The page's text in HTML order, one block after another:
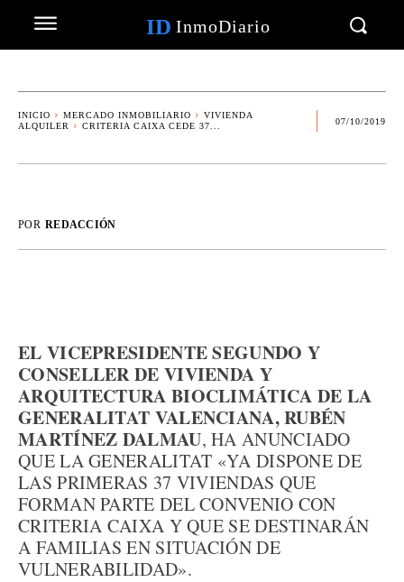
ID InmoDiario
INICIO MERCADO INMOBILIARIO
VIVIENDA
ALQUILER
CRITERIA CAIXA CEDE 37...
07/10/2019
POR REDACCIÓN
EL VICEPRESIDENTE SEGUNDO Y
CONSELLER DE VIVIENDA Y
ARQUITECTURA BIOCLIMÁTICA DE LA
GENERALITAT VALENCIANA, RUBÉN
MARTÍNEZ DALMAU, HA ANUNCIADO
QUE LA GENERALITAT «YA DISPONE DE
LAS PRIMERAS 37 VIVIENDAS QUE
FORMAN PARTE DEL CONVENIO CON
CRITERIA CAIXA Y QUE SE DESTINARÁN
A FAMILIAS EN SITUACIÓN DE
VULNERABILIDAD».